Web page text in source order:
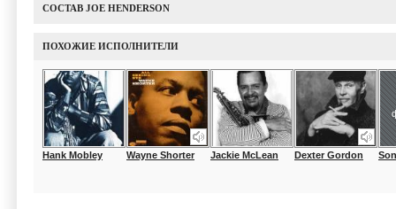
СОСТАВ JOE HENDERSON
ПОХОЖИЕ ИСПОЛНИТЕЛИ
Hank Mobley Wayne Shorter Jackie McLean Dexter Gordon